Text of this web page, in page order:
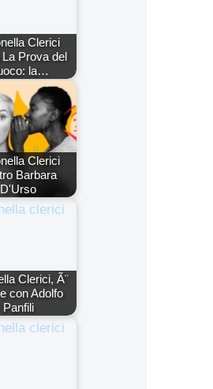
Clerici
Prova del
la…
Clerici
Barbara
D'Urso
Clerici, Ã¨
con Adolfo
Panfili